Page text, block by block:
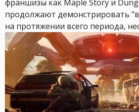
франшизы как Maple Story и
продолжают демонстрировать
на протяжении всего периода,